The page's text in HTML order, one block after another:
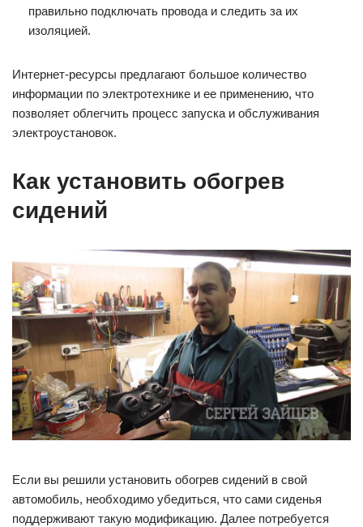
правильно подключать провода и следить за их
изоляцией.
Интернет-ресурсы предлагают большое количество
информации по электротехнике и ее применению, что
позволяет облегчить процесс запуска и обслуживания
электроустановок.
Как установить обогрев
сидений
Если вы решили установить обогрев сидений в свой
автомобиль, необходимо убедиться, что сами сиденья
поддерживают такую модификацию. Далее потребуется